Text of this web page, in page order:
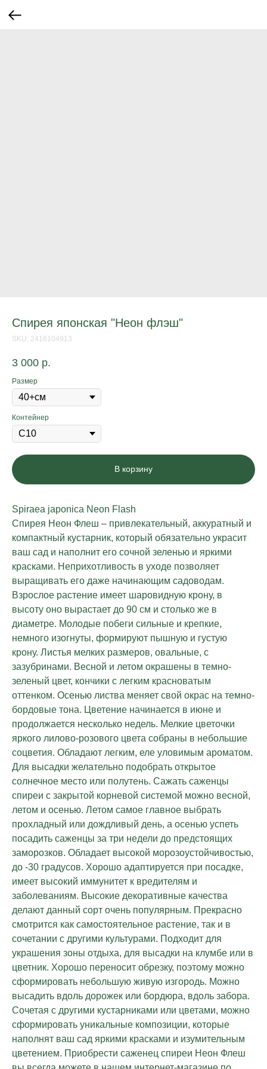
Спирея японская "Неон флэш"
SKU: 2416104913
3 000 р.
Размер
Контейнер
В корзину
Spiraea japonica Neon Flash
Спирея Неон Флеш – привлекательный, аккуратный и
компактный кустарник, который обязательно украсит
ваш сад и наполнит его сочной зеленью и яркими
красками. Неприхотливость в уходе позволяет
выращивать его даже начинающим садоводам.
Взрослое растение имеет шаровидную крону, в
высоту оно вырастает до 90 см и столько же в
диаметре. Молодые побеги сильные и крепкие,
немного изогнуты, формируют пышную и густую
крону. Листья мелких размеров, овальные, с
зазубринами. Весной и летом окрашены в темно-
зеленый цвет, кончики с легким красноватым
оттенком. Осенью листва меняет свой окрас на темно-
бордовые тона. Цветение начинается в июне и
продолжается несколько недель. Мелкие цветочки
яркого лилово-розового цвета собраны в небольшие
соцветия. Обладают легким, еле уловимым ароматом.
Для высадки желательно подобрать открытое
солнечное место или полутень. Сажать саженцы
спиреи с закрытой корневой системой можно весной,
летом и осенью. Летом самое главное выбрать
прохладный или дождливый день, а осенью успеть
посадить саженцы за три недели до предстоящих
заморозков. Обладает высокой морозоустойчивостью,
до -30 градусов. Хорошо адаптируется при посадке,
имеет высокий иммунитет к вредителям и
заболеваниям. Высокие декоративные качества
делают данный сорт очень популярным. Прекрасно
смотрится как самостоятельное растение, так и в
сочетании с другими культурами. Подходит для
украшения зоны отдыха, для высадки на клумбе или в
цветник. Хорошо переносит обрезку, поэтому можно
сформировать небольшую живую изгородь. Можно
высадить вдоль дорожек или бордюра, вдоль забора.
Сочетая с другими кустарниками или цветами, можно
сформировать уникальные композиции, которые
наполнят ваш сад яркими красками и изумительным
цветением. Приобрести саженец спиреи Неон Флеш